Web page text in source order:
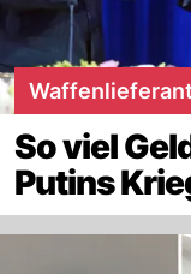
Waffenlieferant
So viel
Putins